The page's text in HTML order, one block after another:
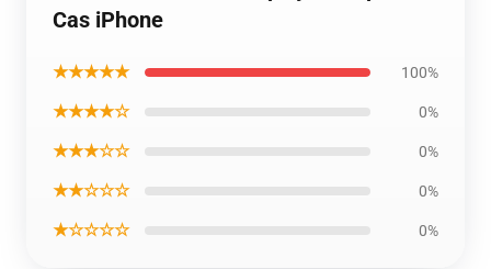
Cas iPhone
★★★★★ 100%
★★★★☆ 0%
★★★☆☆ 0%
★★☆☆☆ 0%
★☆☆☆☆ 0%